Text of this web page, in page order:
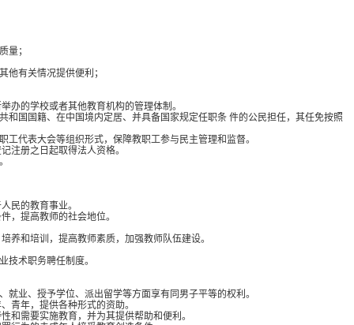
量；
他有关情况提供便利；
办的学校或者其他教育机构的管理体制。
国国籍、在中国境内定居、并具备国家规定任职条 件的公民担任，其任免按照
代表大会等组织形式，保障教职工参与民主管理和监督。
注册之日起取得法人资格。
民的教育事业。
，提高教师的社会地位。
养和培训，提高教师素质，加强教师队伍建设。
技术职务聘任制度。
业、授予学位、派出留学等方面享有同男子平等的权利。
青年，提供各种形式的资助。
和需要实施教育，并为其提供帮助和便利。